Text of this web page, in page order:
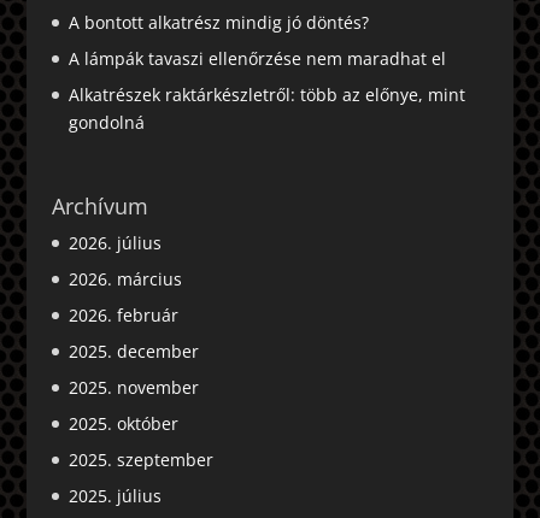
A bontott alkatrész mindig jó döntés?
A lámpák tavaszi ellenőrzése nem maradhat el
Alkatrészek raktárkészletről: több az előnye, mint
gondolná
Archívum
2026. július
2026. március
2026. február
2025. december
2025. november
2025. október
2025. szeptember
2025. július